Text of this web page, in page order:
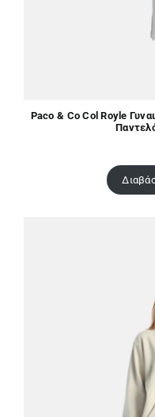
Paco & Co Col Royle